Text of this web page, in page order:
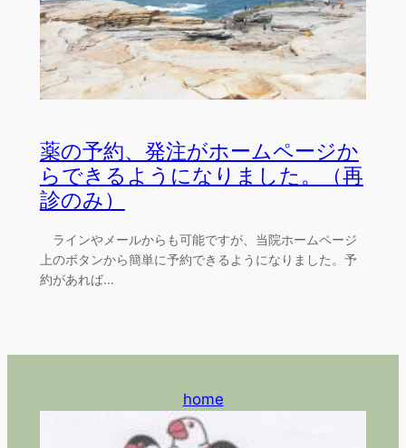
薬の予約、発注がホームページか
らできるようになりました。（再
診のみ）
ラインやメールからも可能ですが、当院ホームページ
上のボタンから簡単に予約できるようになりました。予
約があれば…
home